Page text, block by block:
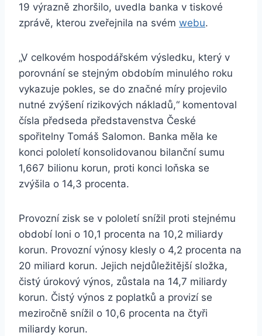
19 výrazně zhoršilo, uvedla banka v tiskové
zprávě, kterou zveřejnila na svém webu.
„V celkovém hospodářském výsledku, který v
porovnání se stejným obdobím minulého roku
vykazuje pokles, se do značné míry projevilo
nutné zvýšení rizikových nákladů,“ komentoval
čísla předseda představenstva České
spořitelny Tomáš Salomon. Banka měla ke
konci pololetí konsolidovanou bilanční sumu
1,667 bilionu korun, proti konci loňska se
zvýšila o 14,3 procenta.
Provozní zisk se v pololetí snížil proti stejnému
období loni o 10,1 procenta na 10,2 miliardy
korun. Provozní výnosy klesly o 4,2 procenta na
20 miliard korun. Jejich nejdůležitější složka,
čistý úrokový výnos, zůstala na 14,7 miliardy
korun. Čistý výnos z poplatků a provizí se
meziročně snížil o 10,6 procenta na čtyři
miliardy korun.